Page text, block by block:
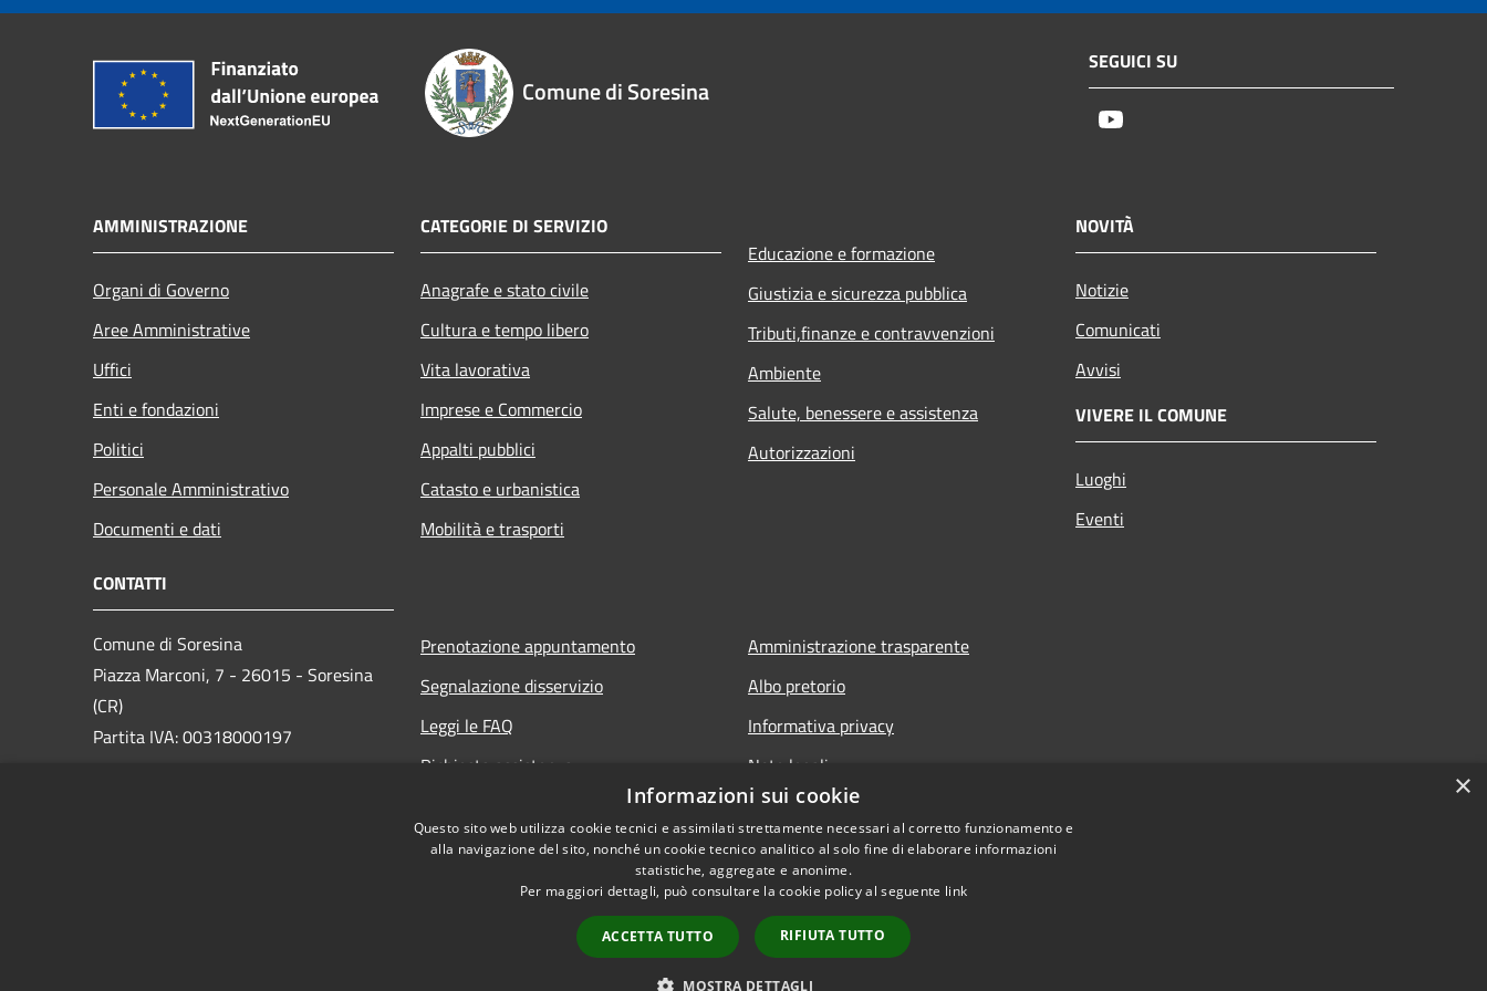
Comune di Soresina
SEGUICI SU
AMMINISTRAZIONE
Organi di Governo
Aree Amministrative
Uffici
Enti e fondazioni
Politici
Personale Amministrativo
Documenti e dati
CATEGORIE DI SERVIZIO
Anagrafe e stato civile
Cultura e tempo libero
Vita lavorativa
Imprese e Commercio
Appalti pubblici
Catasto e urbanistica
Mobilità e trasporti
Educazione e formazione
Giustizia e sicurezza pubblica
Tributi,finanze e contravvenzioni
Ambiente
Salute, benessere e assistenza
Autorizzazioni
NOVITÀ
Notizie
Comunicati
Avvisi
VIVERE IL COMUNE
Luoghi
Eventi
CONTATTI
Comune di Soresina
Piazza Marconi, 7 - 26015 - Soresina
(CR)
Partita IVA: 00318000197
comune.soresina@pec.regione.lombardia.it
Prenotazione appuntamento
Segnalazione disservizio
Leggi le FAQ
Richiesta assistenza
Amministrazione trasparente
Albo pretorio
Informativa privacy
Note legali
Dichiarazione di accessibilità
Copyright © 2026 • Comune di Soresina • Powered by
×
Informazioni sui cookie
Questo sito web utilizza cookie tecnici e assimilati strettamente necessari al corretto funzionamento e
alla navigazione del sito, nonché un cookie tecnico analitico al solo fine di elaborare informazioni
statistiche, aggregate e anonime.
Per maggiori dettagli, può consultare la cookie policy al seguente link
ACCETTA TUTTO RIFIUTA TUTTO
MOSTRA DETTAGLI